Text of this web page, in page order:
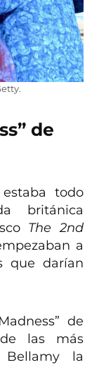
de
todo
británica
The 2nd
a
que darían
de
las más
Bellamy la